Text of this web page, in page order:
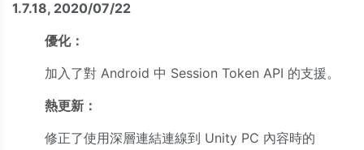
1.7.18, 2020/07/22
優化：
加入了對 Android 中 Session Token API 的支援。
熱更新：
修正了使用深層連結連線到 Unity PC 內容時的